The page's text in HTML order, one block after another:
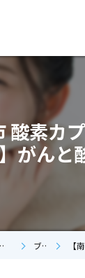
酸素カ
がんと
プセル オアシス ブログ 【南